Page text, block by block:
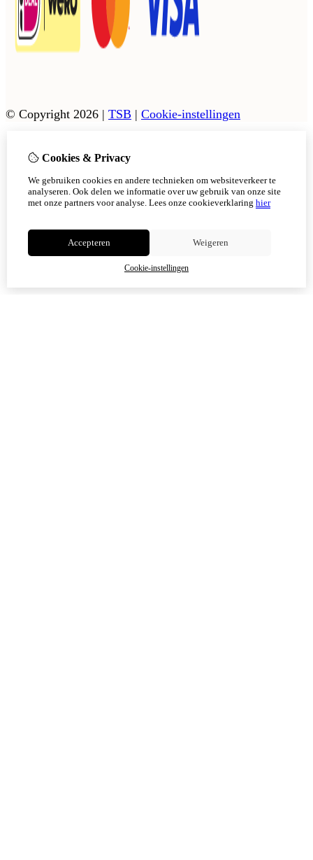
© Copyright 2026 | TSB | Cookie-instellingen
Cookies & Privacy
We gebruiken cookies en andere technieken om websiteverkeer te
analyseren. Ook delen we informatie over uw gebruik van onze site
met onze partners voor analyse. Lees onze cookieverklaring hier
Accepteren Weigeren
Cookie-instellingen
Vanaf 17 augustus zijn onze afhaalpunten in Tholen en
Scherpenisse weer geopend.
In Sint Philipsland kan er op afsppraak afgehaald worden.